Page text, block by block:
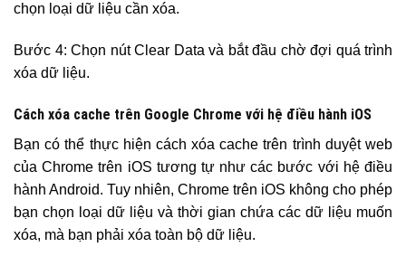
chọn loại dữ liệu cần xóa.
Bước 4: Chọn nút Clear Data và bắt đầu chờ đợi quá trình
xóa dữ liệu.
Cách xóa cache trên Google Chrome với hệ điều hành iOS
Bạn có thể thực hiện cách xóa cache trên trình duyệt web
của Chrome trên iOS tương tự như các bước với hệ điều
hành Android. Tuy nhiên, Chrome trên iOS không cho phép
bạn chọn loại dữ liệu và thời gian chứa các dữ liệu muốn
xóa, mà bạn phải xóa toàn bộ dữ liệu.